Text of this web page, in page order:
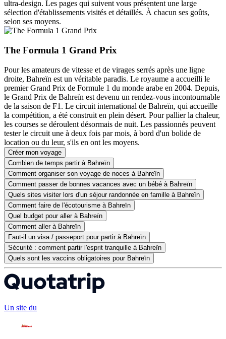
ultra-design. Les pages qui suivent vous présentent une large
sélection d'établissements visités et détaillés. À chacun ses goûts,
selon ses moyens.
The Formula 1 Grand Prix
Pour les amateurs de vitesse et de virages serrés après une ligne
droite, Bahreïn est un véritable paradis. Le royaume a accueilli le
premier Grand Prix de Formule 1 du monde arabe en 2004. Depuis,
le Grand Prix de Bahreïn est devenu un rendez-vous incontournable
de la saison de F1. Le circuit international de Bahreïn, qui accueille
la compétition, a été construit en plein désert. Pour pallier la chaleur,
les courses se déroulent désormais de nuit. Les passionnés peuvent
tester le circuit une à deux fois par mois, à bord d'un bolide de
location ou du leur, s'ils en ont les moyens.
Créer mon voyage
Combien de temps partir à Bahreïn
Comment organiser son voyage de noces à Bahreïn
Comment passer de bonnes vacances avec un bébé à Bahreïn
Quels sites visiter lors d'un séjour randonnée en famille à Bahreïn
Comment faire de l'écotourisme à Bahreïn
Quel budget pour aller à Bahreïn
Comment aller à Bahreïn
Faut-il un visa / passeport pour partir à Bahreïn
Sécurité : comment partir l'esprit tranquille à Bahreïn
Quels sont les vaccins obligatoires pour Bahreïn
Un site du